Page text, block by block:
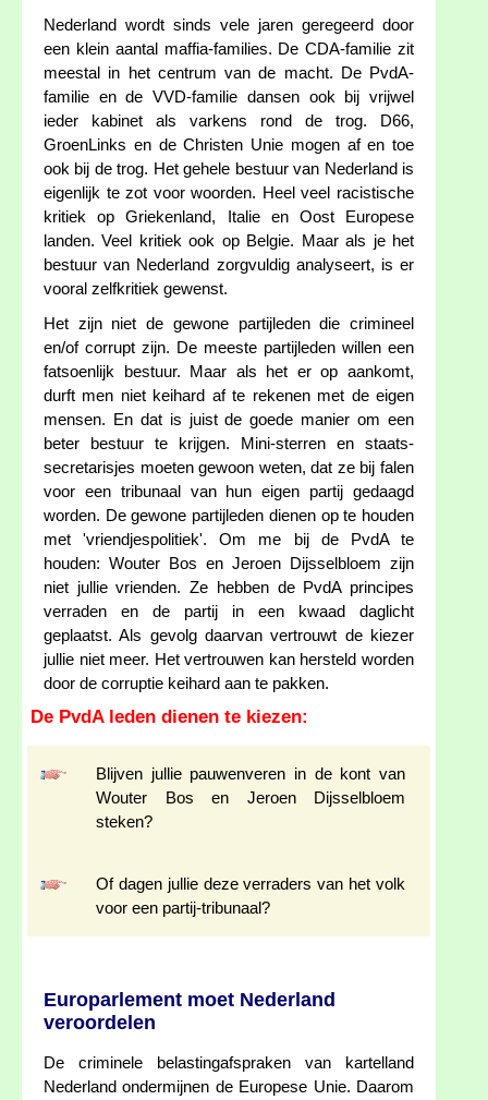
Nederland wordt sinds vele jaren geregeerd door
een klein aantal maffia-families. De CDA-familie zit
meestal in het centrum van de macht. De PvdA-
familie en de VVD-familie dansen ook bij vrijwel
ieder kabinet als varkens rond de trog. D66,
GroenLinks en de Christen Unie mogen af en toe
ook bij de trog. Het gehele bestuur van Nederland is
eigenlijk te zot voor woorden. Heel veel racistische
kritiek op Griekenland, Italie en Oost Europese
landen. Veel kritiek ook op Belgie. Maar als je het
bestuur van Nederland zorgvuldig analyseert, is er
vooral zelfkritiek gewenst.
Het zijn niet de gewone partijleden die crimineel
en/of corrupt zijn. De meeste partijleden willen een
fatsoenlijk bestuur. Maar als het er op aankomt,
durft men niet keihard af te rekenen met de eigen
mensen. En dat is juist de goede manier om een
beter bestuur te krijgen. Mini-sterren en staats-
secretarisjes moeten gewoon weten, dat ze bij falen
voor een tribunaal van hun eigen partij gedaagd
worden. De gewone partijleden dienen op te houden
met 'vriendjespolitiek'. Om me bij de PvdA te
houden: Wouter Bos en Jeroen Dijsselbloem zijn
niet jullie vrienden. Ze hebben de PvdA principes
verraden en de partij in een kwaad daglicht
geplaatst. Als gevolg daarvan vertrouwt de kiezer
jullie niet meer. Het vertrouwen kan hersteld worden
door de corruptie keihard aan te pakken.
De PvdA leden dienen te kiezen:
Blijven jullie pauwenveren in de kont van
Wouter Bos en Jeroen Dijsselbloem
steken?
Of dagen jullie deze verraders van het volk
voor een partij-tribunaal?
Europarlement moet Nederland
veroordelen
De criminele belastingafspraken van kartelland
Nederland ondermijnen de Europese Unie. Daarom